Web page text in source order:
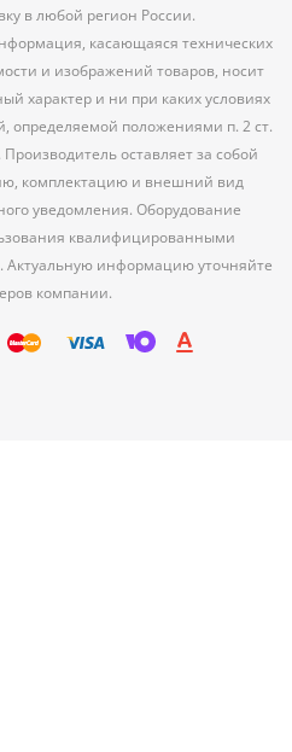
в любой регион России.
касающаяся технических
и изображений товаров, носит
характер и ни при каких условиях
определяемой положениями п. 2 ст.
оставляет за собой
комплектацию и внешний вид
уведомления. Оборудование
квалифицированными
информацию уточняйте
компании.